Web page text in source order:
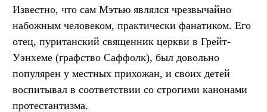
Известно, что сам Мэтью являлся чрезвычайно
набожным человеком, практически фанатиком. Его
отец, пуританский священник церкви в Грейт-
Уэнхеме (графство Саффолк), был довольно
популярен у местных прихожан, и своих детей
воспитывал в соответствии со строгими канонами
протестантизма.